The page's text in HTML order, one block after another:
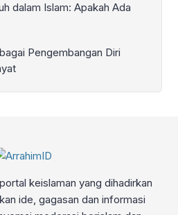
dalam Islam: Apakah Ada
Pengembangan Diri
keislaman yang dihadirkan
ide, gagasan dan informasi